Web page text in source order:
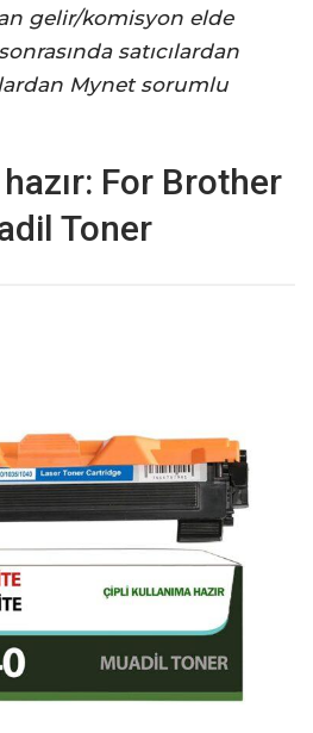
gelir/komisyon elde
satıcılardan
Mynet sorumlu
For Brother
Toner